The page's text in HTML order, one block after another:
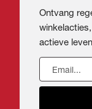
Ontvang
actieve